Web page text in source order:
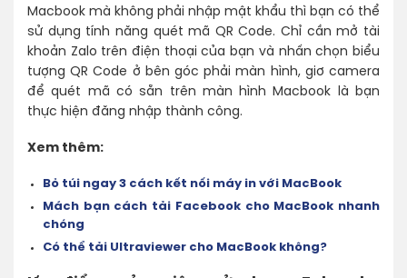
Macbook mà không phải nhập mật khẩu thì bạn có thể
sử dụng tính năng quét mã QR Code. Chỉ cần mở tài
khoản Zalo trên điện thoại của bạn và nhấn chọn biểu
tượng QR Code ở bên góc phải màn hình, giơ camera
để quét mã có sẵn trên màn hình Macbook là bạn
thực hiện đăng nhập thành công.
Xem thêm:
Bỏ túi ngay 3 cách kết nối máy in với MacBook
Mách bạn cách tải Facebook cho MacBook nhanh
chóng
Có thể tải Ultraviewer cho MacBook không?